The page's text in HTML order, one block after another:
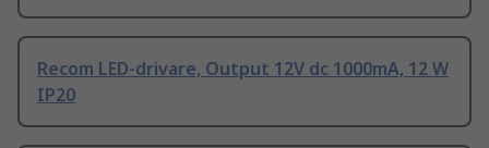
Recom LED-drivare, Output 12V dc 1000mA, 12 W
IP20